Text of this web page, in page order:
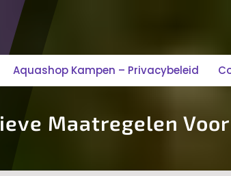
Aquashop Kampen – Privacybeleid
Maatregelen Voor